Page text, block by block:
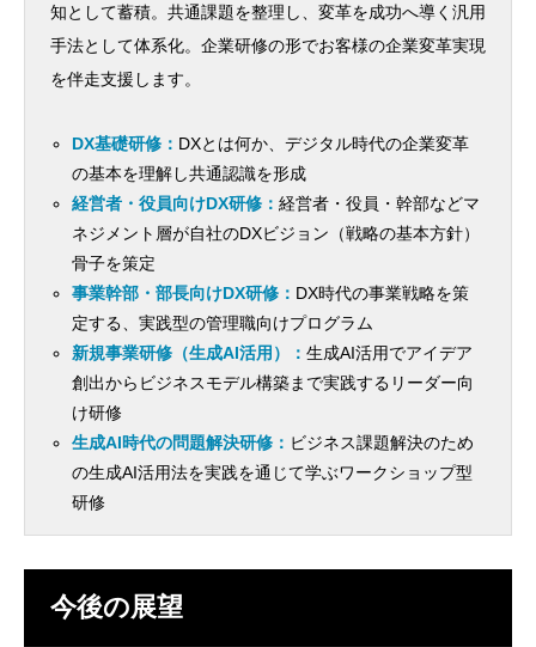
知として蓄積。共通課題を整理し、変革を成功へ導く汎用
手法として体系化。企業研修の形でお客様の企業変革実現
を伴走支援します。
DX基礎研修： DXとは何か、デジタル時代の企業変革
の基本を理解し共通認識を形成
経営者・役員向けDX研修：経営者・役員・幹部などマ
ネジメント層が自社のDXビジョン（戦略の基本方針）
骨子を策定
事業幹部・部長向けDX研修： DX時代の事業戦略を策
定する、実践型の管理職向けプログラム
新規事業研修（生成AI活用）：生成AI活用でアイデア
創出からビジネスモデル構築まで実践するリーダー向
け研修
生成AI時代の問題解決研修： ビジネス課題解決のため
の生成AI活用法を実践を通じて学ぶワークショップ型
研修
今後の展望